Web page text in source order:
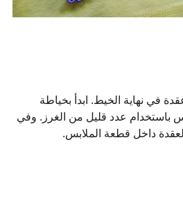
في نهاية الخيط. ابدأ بخياطة
باستخدام عدد قليل من الغرز. وفي
داخل قطعة الملابس.